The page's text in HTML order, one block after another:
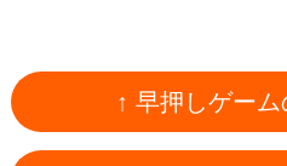
↑ 早押しゲー